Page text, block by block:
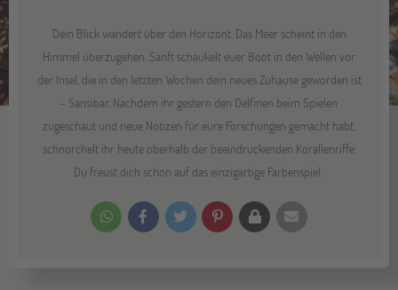
Dein Blick wandert über den Horizont. Das Meer scheint in den
Himmel überzugehen. Sanft schaukelt euer Boot in den Wellen vor
der Insel, die in den letzten Wochen dein neues Zuhause geworden ist
- Sansibar. Nachdem ihr gestern den Delfinen beim Spielen
zugeschaut und neue Notizen für eure Forschungen gemacht habt,
schnorchelt ihr heute oberhalb der beeindruckenden Korallenriffe.
Du freust dich schon auf das einzigartige Farbenspiel.